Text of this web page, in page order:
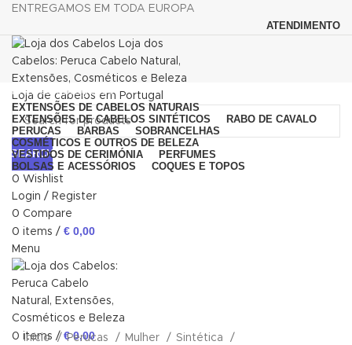
ENTREGAMOS EM TODA EUROPA
ATENDIMENTO
SEARCH
0 Wishlist
Login / Register
0 Compare
0 items / € 0,00
Menu
0 items / €0,00
Browse Categories
EXTENSÕES DE CABELOS NATURAIS
EXTENSÕES DE CABELOS SINTÉTICOS
RABO DE CAVALO
PERUCAS
BARBAS
SOBRANCELHAS
COSMÉTICOS E OUTROS DE BELEZA
VESTIDOS DE CERIMÓNIA
PERFUMES
BOLSAS E ACESSÓRIOS
COQUES E TOPOS
Click to enlarge
Início
Perucas Mulher Sintética